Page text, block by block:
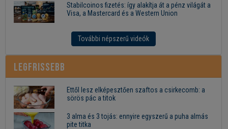
Stabilcoinos fizetés: így alakítja át a pénz világát a
Visa, a Mastercard és a Western Union
További népszerű videók
Legfrissebb
Ettől lesz elképesztően szaftos a csirkecomb: a
sörös pác a titok
3 alma és 3 tojás: ennyire egyszerű a puha almás
pite titka